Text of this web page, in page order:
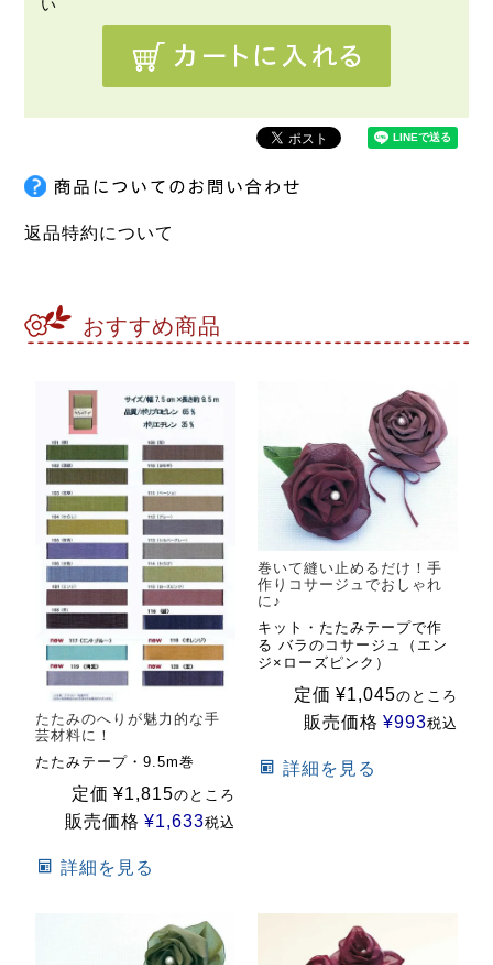
返品特約について
おすすめ商品
たたみのへりが魅力的な手
芸材料に！
たたみテープ・9.5m巻
定価 ¥1,815のところ
販売価格 ¥1,633税込
詳細を見る
巻いて縫い止めるだけ！手
作りコサージュでおしゃれ
に♪
キット・たたみテープで作
る バラのコサージュ（エン
ジ×ローズピンク）
定価 ¥1,045のところ
販売価格 ¥993税込
詳細を見る